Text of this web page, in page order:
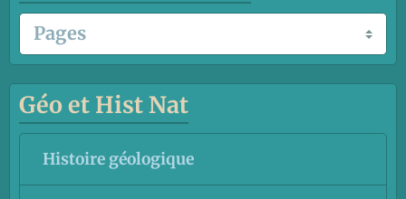
Géo et Hist Nat
Histoire géologique